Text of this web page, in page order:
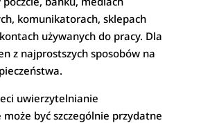
komunikatorach, sklepach
używanych do pracy. Dla
z najprostszych sposobów na
uwierzytelnianie
może być szczególnie przydatne